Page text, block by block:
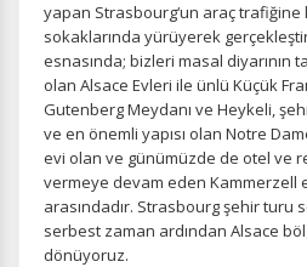
yapan Strasbourg‘un araç trafiğine
sokaklarında yürüyerek
esnasında; bizleri masal diyarının
olan Alsace Evleri ile ünlü Küçük
Gutenberg Meydanı ve Heykeli,
ve en önemli yapısı olan Notre
evi olan ve günümüzde de otel ve
vermeye devam eden Kammerzell
arasındadır. Strasbourg şehir turu
serbest zaman ardından Alsace
dönüyoruz.